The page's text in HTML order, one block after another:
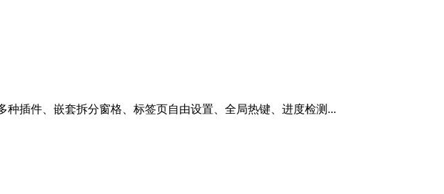
种插件、嵌套拆分窗格、标签页自由设置、全局热键、进度检测...